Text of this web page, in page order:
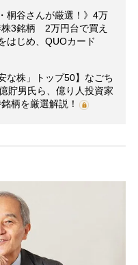
桐谷さんが厳選！》4万
株3銘柄 2万円台で買え
はじめ、QUOカード
な株」トップ50】なごち
貯男氏ら、億り人投資家
柄を厳選解説！